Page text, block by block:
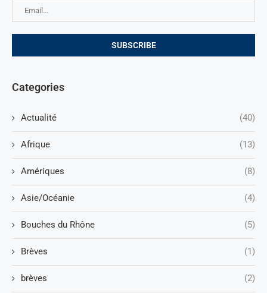
Categories
Actualité (40)
Afrique (13)
Amériques (8)
Asie/Océanie (4)
Bouches du Rhône (5)
Brèves (1)
brèves (2)